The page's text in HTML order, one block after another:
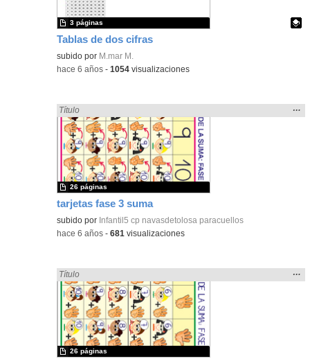
Tablas de dos cifras
Contenido educativo.
subido por M.mar M.
3 páginas
-hace 6 años -1054 visualizaciones
tarjetas fase 3 suma
Encontrado «sumar» en:
Título
la
…
subido por Infantil5 cp navasdetolosa paracuellos
26 páginas
-hace 6 años -681 visualizaciones
Encontrado «sumar» en:
Título
la
…
26 páginas